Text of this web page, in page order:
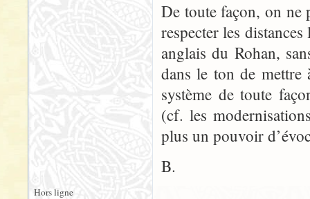
De toute façon, on ne
respecter les
anglais du Rohan,
dans le ton de
système de toute
(cf. les
plus un pouvoir
B.
Hors ligne